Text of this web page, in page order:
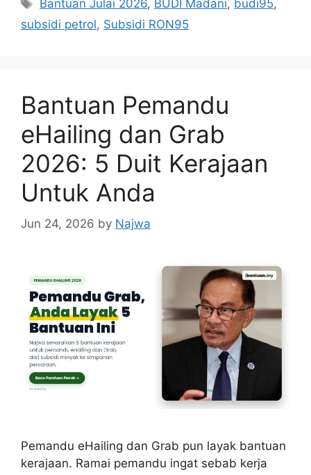
Bantuan Julai 2026, BUDI Madani, budi95,
subsidi petrol, Subsidi RON95
Bantuan Pemandu
eHailing dan Grab
2026: 5 Duit Kerajaan
Untuk Anda
Jun 24, 2026 by Najwa
Pemandu eHailing dan Grab pun layak bantuan
kerajaan. Ramai pemandu ingat sebab kerja